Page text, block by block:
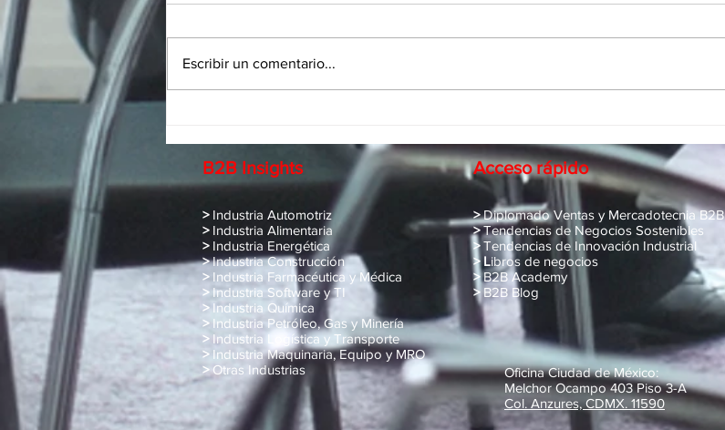
Escribir un comentario...
B2B Insights
> Industria Automotriz
>Industria Alimentaria
> Industria Energética
>Industria Construcción
> Industria Farmacéutica y Médica
> Industria Software y TI
> Industria Química
> Industria Petróleo, Gas y Minería
> Industria Logística y Transporte
> Industria Maquinaria, Equipo y MRO
> Otras Industrias
Acceso rápido
>Diplomado Ventas y Mercadotecnia B2B
>Tendencias de Negocios Sostenibles
>Tendencias de Innovación Industrial
> Libros de negocios
>B2B Academy
>B2B Blog
Oficina Ciudad de México:
Melchor Ocampo 403 Piso 3-A
Col. Anzures, CDMX. 11590